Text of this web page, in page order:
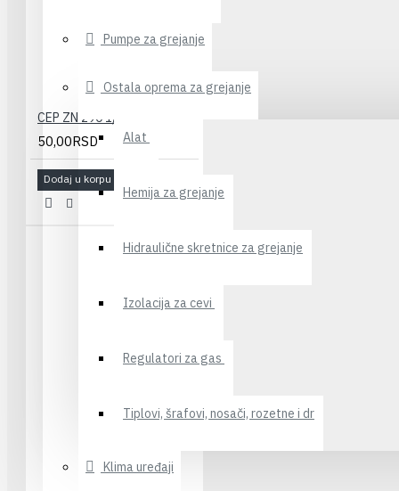
Pumpe za grejanje
Ostala oprema za grejanje
Alat
Hemija za grejanje
Hidraulične skretnice za grejanje
Izolacija za cevi
Regulatori za gas
Tiplovi, šrafovi, nosači, rozetne i dr
Klima uređaji
CEP ZN 290 1/2"
50,00RSD
Dodaj u korpu